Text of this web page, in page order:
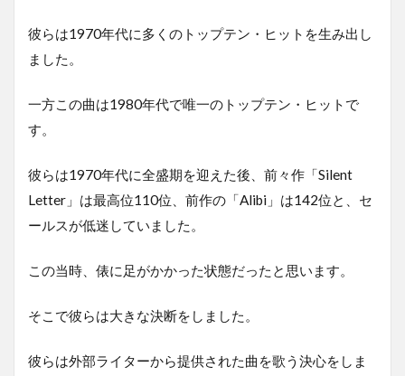
彼らは1970年代に多くのトップテン・ヒットを生み出し
ました。
一方この曲は1980年代で唯一のトップテン・ヒットで
す。
彼らは1970年代に全盛期を迎えた後、前々作「Silent
Letter」は最高位110位、前作の「Alibi」は142位と、セ
ールスが低迷していました。
この当時、俵に足がかかった状態だったと思います。
そこで彼らは大きな決断をしました。
彼らは外部ライターから提供された曲を歌う決心をしま